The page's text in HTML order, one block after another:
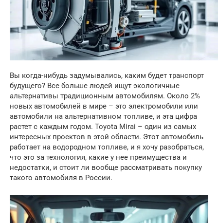
Вы когда-нибудь задумывались, каким будет транспорт
будущего? Все больше людей ищут экологичные
альтернативы традиционным автомобилям. Около 2%
новых автомобилей в мире – это электромобили или
автомобили на альтернативном топливе, и эта цифра
растет с каждым годом. Toyota Mirai – один из самых
интересных проектов в этой области. Этот автомобиль
работает на водородном топливе, и я хочу разобраться,
что это за технология, какие у нее преимущества и
недостатки, и стоит ли вообще рассматривать покупку
такого автомобиля в России.